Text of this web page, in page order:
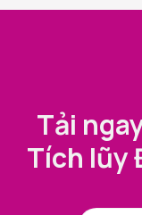
Tải
Tích lũy